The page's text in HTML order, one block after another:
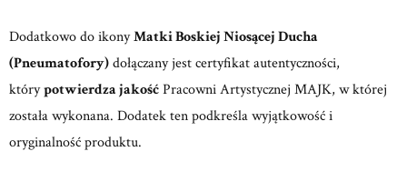
Dodatkowo do ikonyMatki Boskiej Niosącej Ducha
(Pneumatofory)dołączany jest certyfikat autentyczności,
którypotwierdza jakośćPracowni Artystycznej MAJK, w której
została wykonana. Dodatek ten podkreśla wyjątkowość i
oryginalność produktu.